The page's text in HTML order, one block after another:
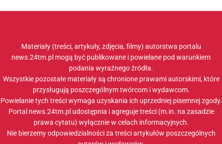
Materiały (treści, artykuły, zdjęcia, filmy) autorstwa portalu
news.24tm.pl mogą być publikowane i powielane pod warunkiem
podania wyraźnego źródła.
Wszystkie pozostałe materiały są chronione prawami autorskimi, które
przysługują poszczególnym twórcom i wydawcom.
Powielanie tych treści wymaga uzyskania ich uprzedniej pisemnej zgody.
Portal news.24tm.pl udostępnia i agreguje treści (m.in. na zasadzie
prawa cytatu) wyłącznie w celach informacyjnych.
Nie bierzemy odpowiedzialności za treści artykułów poszczególnych